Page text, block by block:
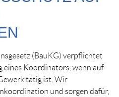
(BauKG) verpflichtet
eines Koordinators, wenn auf
tätig ist. Wir
und sorgen dafür,